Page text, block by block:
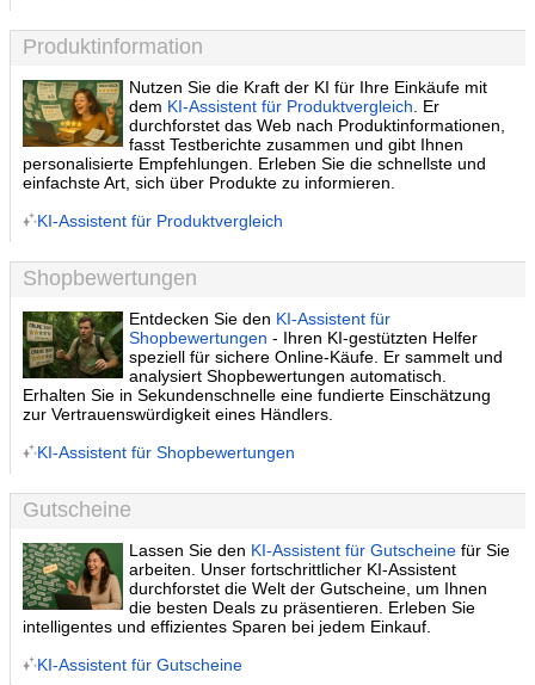
Produktinformation
Nutzen Sie die Kraft der KI für Ihre Einkäufe mit
dem KI-Assistent für Produktvergleich . Er
durchforstet das Web nach Produktinformationen,
fasst Testberichte zusammen und gibt Ihnen
personalisierte Empfehlungen. Erleben Sie die schnellste und
einfachste Art, sich über Produkte zu informieren.
KI-Assistent für Produktvergleich
Shopbewertungen
Entdecken Sie den KI-Assistent für
Shopbewertungen - Ihren KI-gestützten Helfer
speziell für sichere Online-Käufe. Er sammelt und
analysiert Shopbewertungen automatisch.
Erhalten Sie in Sekundenschnelle eine fundierte Einschätzung
zur Vertrauenswürdigkeit eines Händlers.
KI-Assistent für Shopbewertungen
Gutscheine
Lassen Sie den KI-Assistent für Gutscheine für Sie
arbeiten. Unser fortschrittlicher KI-Assistent
durchforstet die Welt der Gutscheine, um Ihnen
die besten Deals zu präsentieren. Erleben Sie
intelligentes und effizientes Sparen bei jedem Einkauf.
KI-Assistent für Gutscheine